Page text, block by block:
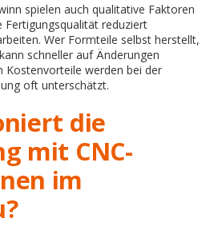
spielen auch qualitative Faktoren
Fertigungsqualität reduziert
Wer Formteile selbst herstellt,
schneller auf Änderungen
Kostenvorteile werden bei der
oft unterschätzt.
die
mit CNC-
im